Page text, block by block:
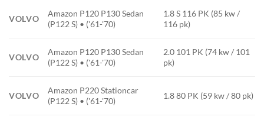
VOLVO
Amazon P120 P130 Sedan
(P122 S) • ('61-'70)
1.8 S 116 PK (85 kw /
116 pk)
VOLVO
Amazon P120 P130 Sedan
(P122 S) • ('61-'70)
2.0 101 PK (74 kw / 101
pk)
VOLVO
Amazon P220 Stationcar
(P122 S) • ('61-'70)
1.8 80 PK (59 kw / 80 pk)